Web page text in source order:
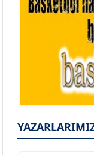
A.
Köşe
Köşe